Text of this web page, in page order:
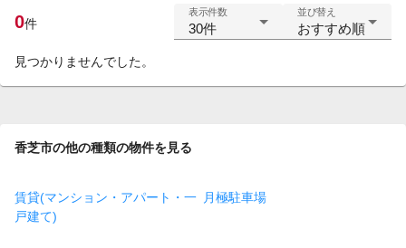
0件
表示件数
30件
並び替え
おすすめ順
見つかりませんでした。
香芝市の他の種類の物件を見る
賃貸(マンション・アパート・一
戸建て)
月極駐車場